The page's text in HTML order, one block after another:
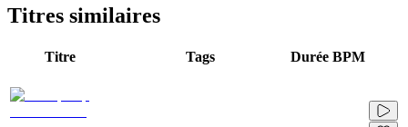
Titres similaires
Titre Tags Durée BPM